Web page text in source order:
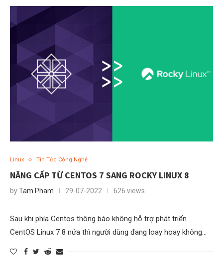
Linux Tin Tức Công Nghệ
NÂNG CẤP TỪ CENTOS 7 SANG ROCKY LINUX 8
byTam Pham 29-07-2022 626 views
Sau khi phía Centos thông báo không hỗ trợ phát triển
CentOS Linux 7 8 nửa thì người dùng đang loay hoay không…